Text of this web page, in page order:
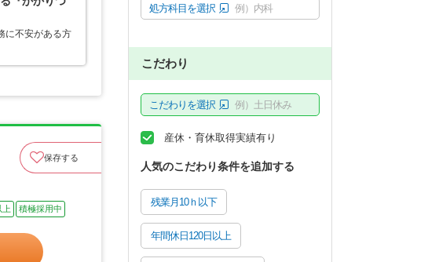
に不安がある方
保存する
上 積極採用中
処方科目を選択 例）内科
こだわり
こだわりを選択 例）土日休み
産休・育休取得実績有り
人気のこだわり条件を追加する
残業月10ｈ以下
年間休日120日以上